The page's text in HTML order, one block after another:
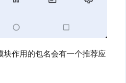
块作用的包名会有一个推荐应